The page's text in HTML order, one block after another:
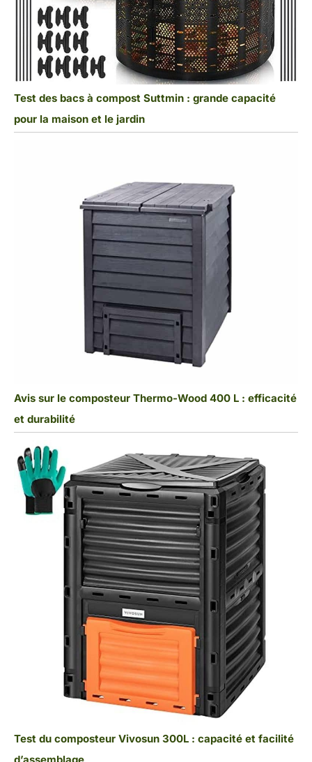
Test des bacs à compost Suttmin : grande capacité
pour la maison et le jardin
Avis sur le composteur Thermo-Wood 400 L : efficacité
et durabilité
Test du composteur Vivosun 300L : capacité et facilité